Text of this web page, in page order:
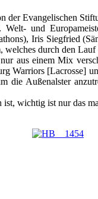
Evangelischen
und
Iris Siegfried
durch den
aus einem Mix
Warriors [Lacrosse]
die Außenalster
wichtig ist nur das